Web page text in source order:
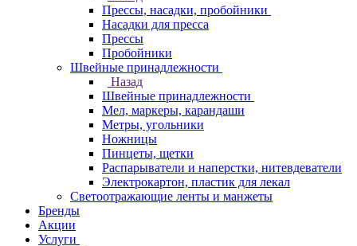
Прессы, насадки, пробойники
Насадки для пресса
Прессы
Пробойники
Швейные принадлежности
Назад
Швейные принадлежности
Мел, маркеры, карандаши
Метры, угольники
Ножницы
Пинцеты, щетки
Распарыватели и наперстки, нитевдеватели
Электрокартон, пластик для лекал
Светоотражающие ленты и манжеты
Бренды
Акции
Услуги